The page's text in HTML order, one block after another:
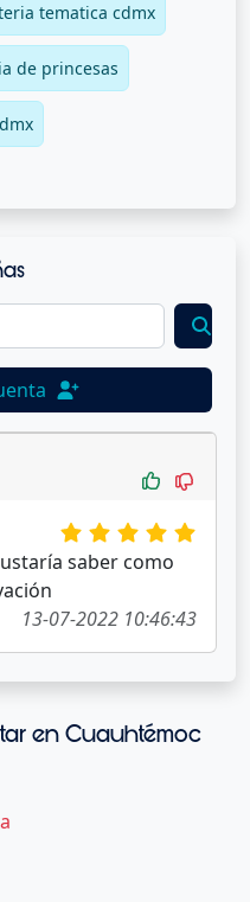
tematica cdmx
de princesas
saber como
13-07-2022 10:46:43
en Cuauhtémoc